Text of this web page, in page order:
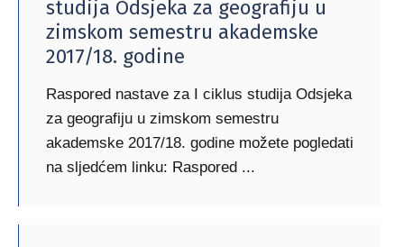
studija Odsjeka za geografiju u
zimskom semestru akademske
2017/18. godine
Raspored nastave za I ciklus studija Odsjeka
za geografiju u zimskom semestru
akademske 2017/18. godine možete pogledati
na sljedćem linku: Raspored